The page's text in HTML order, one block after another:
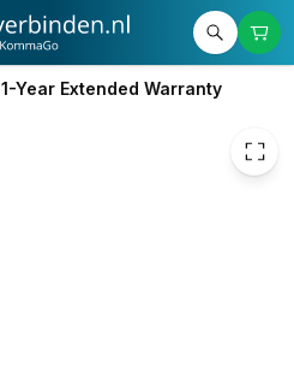
1-Year Extended Warranty